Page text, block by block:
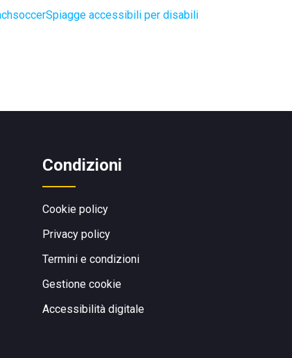
Spiagge accessibili per disabili
Condizioni
Cookie policy
Privacy policy
Termini e condizioni
Gestione cookie
Accessibilità digitale